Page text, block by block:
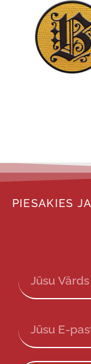
PIESAKIES